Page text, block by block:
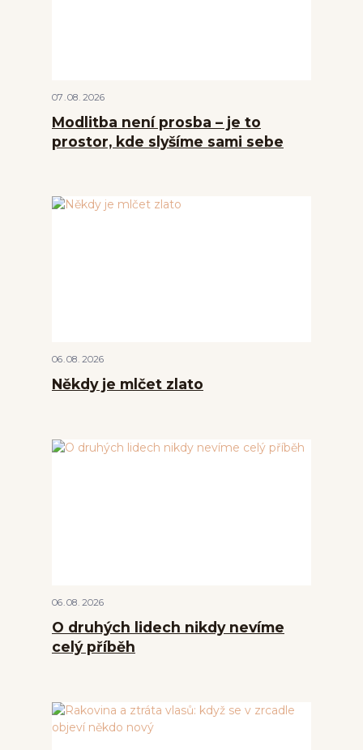
07 08 2026
Modlitba není prosba – je to
prostor, kde slyšíme sami sebe
06 08 2026
Někdy je mlčet zlato
06 08 2026
O druhých lidech nikdy nevíme
celý příběh